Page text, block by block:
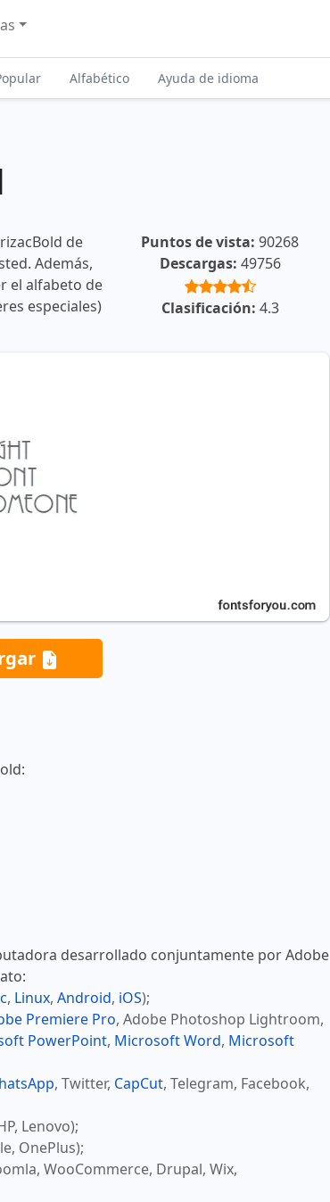
Alfabético Ayuda de idioma
de
Además,
el alfabeto de
especiales)
Puntos de vista: 90268
Descargas: 49756
Clasificación: 4.3
desarrollado conjuntamente por Adobe
, Linux, Android, iOS);
Premiere Pro, Adobe Photoshop Lightroom,
PowerPoint, Microsoft Word, Microsoft
, Twitter, CapCut, Telegram, Facebook,
Lenovo);
OnePlus);
WooCommerce, Drupal, Wix,